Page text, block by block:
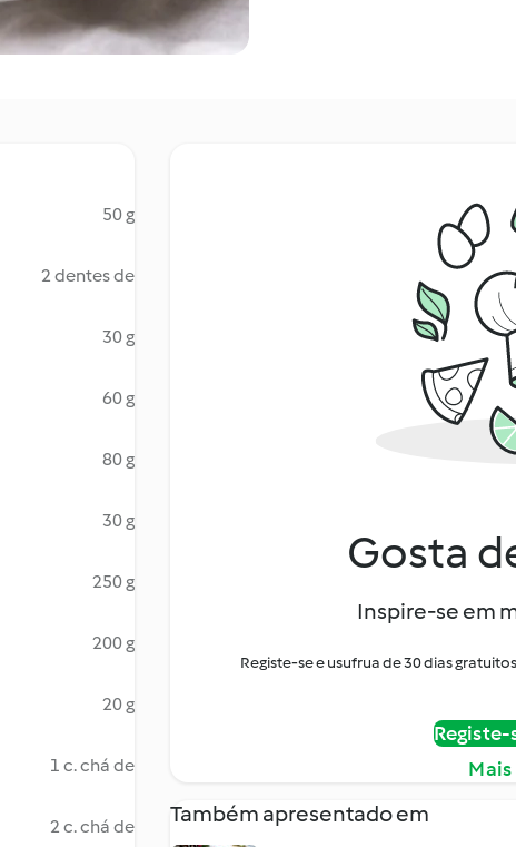
50 g
2 dentes de
30 g
60 g
80 g
30 g
250 g
200 g
20 g
1 c. chá de
2 c. chá de
Gosta
Inspire-se em
Registe-se e usufrua de 30 dias
Também apresentado em